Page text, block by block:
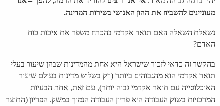
מעוניינים להשביח את ההון האנושי בשירות המדינה.
נשאלת השאלה האם תואר אקדמי בהכרח משפר את איכות כוח
האדם?
בהקשר זה כדאי לזכור שישראל היא אחת מהמדינות שבהן שיעור בעלי
תואר אקדמי הוא מהגבוהים ביותר (רק בשלוש מדינות בעולם שיעור
האוכלוסייה עם תואר אקדמי גבוה יותר), עם זאת, אחת הבעיות
המרכזיות בשוק העבודה היא פריון העבודה הנמוך במשק. הפריון (התוצר